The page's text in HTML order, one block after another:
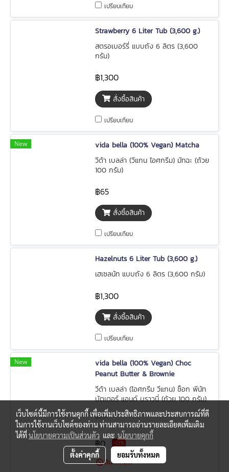
เปรียบเทียบ
Strawberry 6 Liter Tub (3,600 g.)
สตรอเบอร์รี่ แบบถัง 6 ลิตร (3,600
กรัม)
฿1,300
สั่งซื้อสินค้า
เปรียบเทียบ
New
vida bella (100% Vegan) Matcha
วีด้า เบลล่า (วีแกน ไอศกรีม) มัทฉะ (ถ้วย
100 กรัม)
฿65
สั่งซื้อสินค้า
เปรียบเทียบ
Hazelnuts 6 Liter Tub (3,600 g.)
เฮเซลนัท แบบถัง 6 ลิตร (3,600 กรัม)
฿1,300
สั่งซื้อสินค้า
เปรียบเทียบ
New
vida bella (100% Vegan) Choc
Peanut Butter & Brownie
วีด้า เบลล่า (ไอศกรีม วีแกน) ช็อก พีนัท
บัตเตอร์ แอนด์ บราวนี่ (ถ้วย 100 กรัม)
฿65
฿0 -0%
สินค้าหมด
เว็บไซต์นี้มีการใช้งานคุกกี้ เพื่อเพิ่มประสิทธิภาพและประสบการณ์ที่ดี
ในการใช้งานเว็บไซต์ของท่าน ท่านสามารถอ่านรายละเอียดเพิ่มเติม
ได้ที่นโยบายความเป็นส่วนตัว และ นโยบายคุกกี้
ตั้งค่าคุกกี้ ยอมรับทั้งหมด